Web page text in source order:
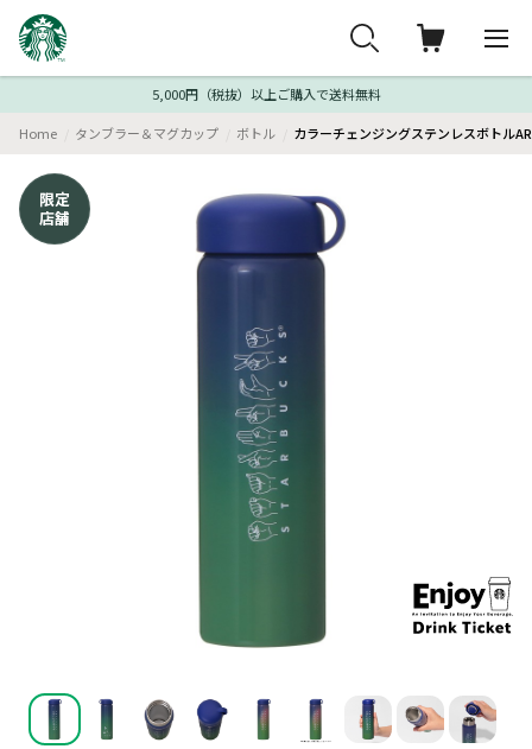
5,000円（税抜）以上ご購入で送料無料
Home タンブラー＆マグカップ ボトル カラーチェンジングステンレスボトル
限定
店舗